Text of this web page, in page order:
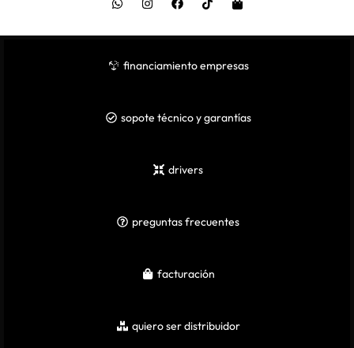
financiamiento empresas
sopote técnico y garantías
drivers
preguntas frecuentes
facturación
quiero ser distribuidor